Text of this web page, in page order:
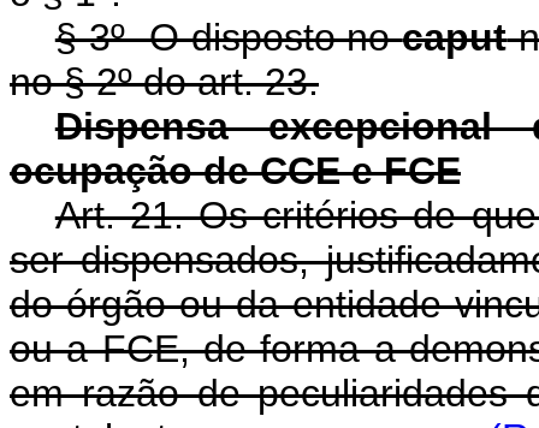
§ 3º O disposto nocaput
no § 2º do art. 23.
Dispensa
ocupação de CCE e FCE
Art. 21. Os critérios de
ser dispensados,
do órgão ou da entidade
ou a FCE, de forma a
em razão de peculiaridades